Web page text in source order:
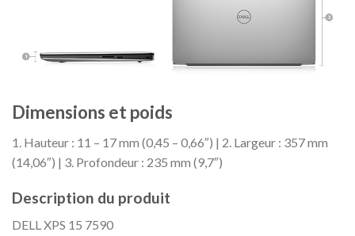
Dimensions et poids
1. Hauteur : 11 – 17 mm (0,45 – 0,66″) | 2. Largeur : 357 mm
(14,06″) | 3. Profondeur : 235 mm (9,7″)
Description du produit
DELL XPS 15 7590